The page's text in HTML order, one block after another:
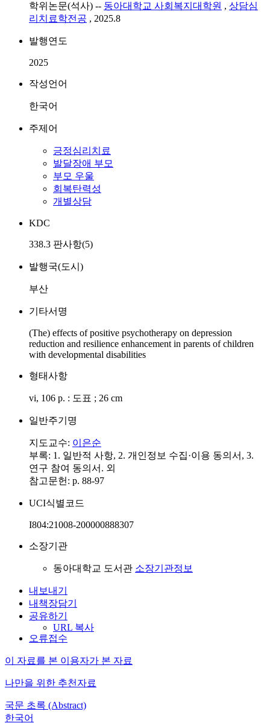
학위논문(석사) -- 동아대학교 사회복지대학원 , 상담심
리치료학전공 , 2025.8
발행연도
2025
작성언어
한국어
주제어
긍정심리치료
발달장애 부모
부모 우울
회복탄력성
개별상담
KDC
338.3 판사항(5)
발행국(도시)
부산
기타서명
(The) effects of positive psychotherapy on depression
reduction and resilience enhancement in parents of children
with developmental disabilities
형태사항
vi, 106 p. : 도표 ; 26 cm
일반주기명
지도교수: 이은순
부록: 1. 일반적 사항, 2. 개인정보 수집·이용 동의서, 3.
연구 참여 동의서. 외
참고문헌: p. 88-97
UCI식별코드
I804:21008-200000888307
소장기관
동아대학교 도서관 소장기관정보
내보내기
내책장담기
공유하기
URL 복사
오류접수
이 자료를 본 이용자가 본 자료
나만을 위한 추천자료
국문 초록 (Abstract)
한국어